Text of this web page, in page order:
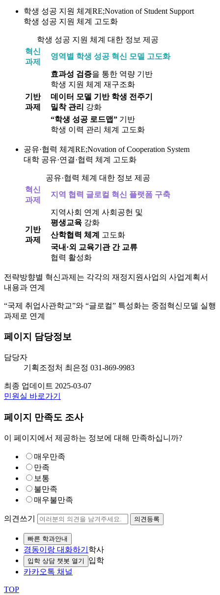
학생 성공 지원 체계 RE;Novation of Student Support
학생 성공 지원 체계
고도화
학생 성공 지원 체계 대한 정보 제공
혁신
과제
영역별 학생 성공 혁신 모델 고도화
기반
과제
효과성 검증을 통한 역량 기반
학생 지원 체계 재구조화
데이터 모델 기반 학생 전주기
밀착 관리 강화
“학생 성공 로드맵” 기반
학생 이력 관리 체계 고도화
공유·협력 체계 RE;Novation of Cooperation System
대학 공유·연결·협력 체계 고도화
공유·협력 체계 대한 정보 제공
혁신
과제
지역 협력 글로컬 혁신 플랫폼 구축
기반
과제
지역사회 연계 사회공헌 및
평생교육 강화
산학협력 체계
고도화
국내·외 교육기관 간 교류
협력 활성화
전략방향별 혁신과제는 각각의 재정지원사업의 사업계획서
내용과 연계
“국제 취업사관학교”와 “글로컬” 특성화는 중점혁신모델 실행
과제로 연계
페이지 담당정보
담당자
기획조정처 최은정 031-869-9983
최종 업데이트 2025-03-07
민원실 바로가기
페이지 만족도 조사
이 페이지에서 제공하는 정보에 대해 만족하십니까?
매우만족
만족
보통
불만족
매우불만족
의견쓰기 의견등록
빠른 학과안내
경동이랑 대화하기 학사
입학 상담 챗봇 열기
입학
카카오톡 채널
TOP